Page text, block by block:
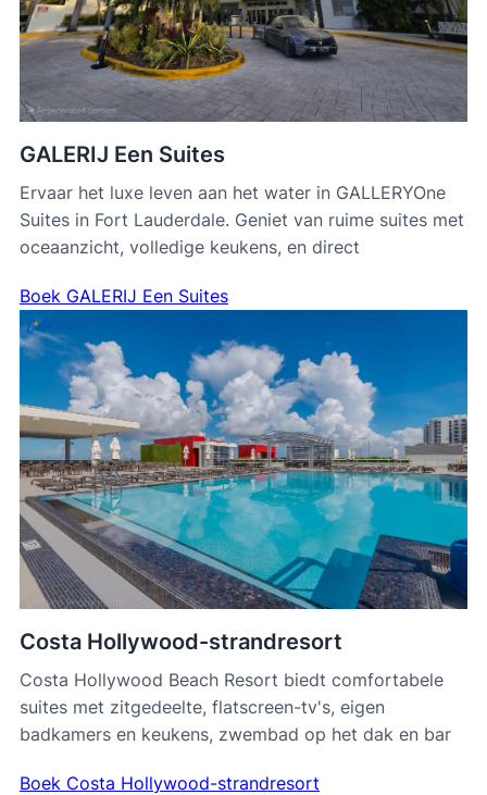
GALERIJ Een Suites
Ervaar het luxe leven aan het water in GALLERYOne
Suites in Fort Lauderdale. Geniet van ruime suites met
oceaanzicht, volledige keukens, en direct
Boek GALERIJ Een Suites
Costa Hollywood-strandresort
Costa Hollywood Beach Resort biedt comfortabele
suites met zitgedeelte, flatscreen-tv's, eigen
badkamers en keukens, zwembad op het dak en bar
Boek Costa Hollywood-strandresort